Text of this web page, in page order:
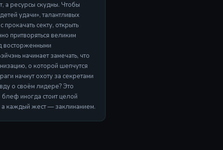
а ресурсы скудны. Чтобы
удачи», талантливых
секту, открыть
притворяться великим
восторженными
начинает замечать, что
о которой шепчутся
начнут охоту за секретами
о своём лидере? Это
блеф иногда стоит целой
а каждый жест — заклинанием.